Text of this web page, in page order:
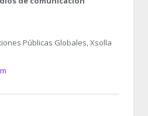
Públicas Globales, Xsolla